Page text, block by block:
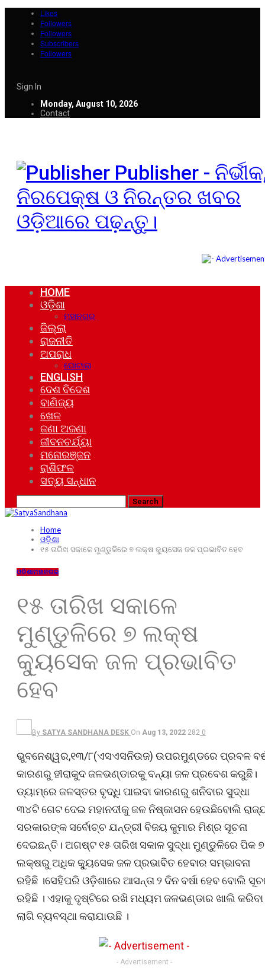
Likes
Followers
Followers
Subscribers
Followers
Sign In
Monday, August 10, 2026
Contact
Publisher -
ନିରପେକ୍ଷ ଓ ନିରନ୍ତର ଖବର
ଓଡ଼ିଆରେ ପଢ଼ନ୍ତୁ।
HOME
ଓଡ଼ିଶା
ମହାନଗର
ଜିଲ୍ଲା
ରାଜନୀତି
ଅପରାଧ
ଘୋଟାଲା
ENGLISH
ଦେଶ ବିଦେଶ
ବାଣିଜ୍ୟ
ଖେଳ
ଜଣା ଅଜଣା
ଜୀବନଚର୍ଯ୍ୟା
ମନୋରଞ୍ଜନ
ରାଶିଫଳ
ସତ୍ୟ ସନ୍ଧାନ
Home
ଓଡ଼ିଶା
୧୫ ତାରିଖ ସକାଳେ ମୁଣ୍ଡୁଳିରେ ୭ ଲକ୍ଷ କ୍ୟୁସେକ ଜଳ ପ୍ରଭାବିତ ହେବ
ଓଡ଼ିଶାମହାନଗର
୧୫ ତାରିଖ ସକାଳେ
ମୁଣ୍ଡୁଳିରେ ୭ ଲକ୍ଷ
କ୍ୟୁସେକ ଜଳ ପ୍ରଭାବିତ
ହେବ
By SATYA SANDHANA DESK On Aug 13, 2022 282 0
ଭୁବନେଶ୍ୱର,୧୩/୮(ଏସଏସନିଉଜ) ଉପରମୁଣ୍ଡରେ ପ୍ରବଳ
କାରଣରୁ ହୀରାକୁଦ ଜଳଭଣ୍ଡାରକୁ ବନ୍ୟା ଜଳ ପ୍ରବେଶ କରୁଛି।
ଡ୍ୟାମ୍‌ରେ ଜଳସ୍ତର ବୃଦ୍ଧି ପାଇବା କାରଣରୁ ଶନିବାର ସୁଦ୍ଧା
୩୪ଟି ଗେଟ ଦେଇ ମହାନଦୀକୁ ଜଳ ନିଷ୍କାସନ ହେଉଛିବୋଲି
ସରକାରଙ୍କ ସର୍ବୋଚ୍ଚ ଯନ୍ତ୍ରୀ ବିଜୟ କୁମାର ମିଶ୍ର ସୂଚନା‌
ଦେଇଛନ୍ତି। ଅଗଷ୍ଟ ୧୫ ତାରିଖ ସକାଳ ସୁଦ୍ଧା ମୁଣ୍ଡୁଳିରେ ପିକ ୭
ଲକ୍ଷରୁ ଅଧିକ କ୍ୟୁସେକ ଜଳ ପ୍ରଭାବିତ ହେବାର ସମ୍ଭାବନା
ରହିଛି ।ସେହିପରି ଓଡ଼ିଶାରେ ଆସନ୍ତା ୨ ଦିନ ବର୍ଷା ହେବ ବୋଲି
ରହିଛି । ଏହାକୁ ଦୃଷ୍ଟିରେ ରଖି ମଧ୍ୟମ ଜଳଭଣ୍ଡାର ଖାଲି କରିବା
ଲାଗି ବ୍ୟବସ୍ଥା କରାଯାଉଛି ।
- Advertisement -